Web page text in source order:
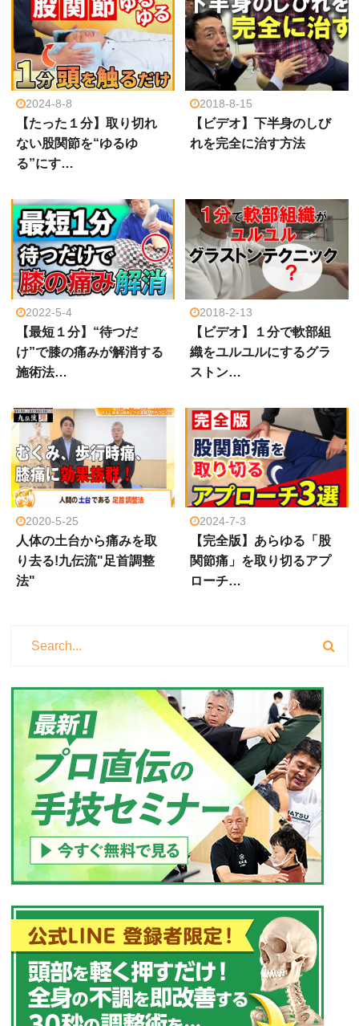
2024-8-8
【たった１分】取り切れ
ない股関節を“ゆるゆ
る”にす…
2018-8-15
【ビデオ】下半身のしび
れを完全に治す方法
2022-5-4
【最短１分】“待つだ
け”で膝の痛みが解消する
施術法…
2018-2-13
【ビデオ】１分で軟部組
織をユルユルにするグラ
ストン…
2020-5-25
人体の土台から痛みを取
り去る!九伝流"足首調整
法"
2024-7-3
【完全版】あらゆる「股
関節痛」を取り切るアプ
ローチ…